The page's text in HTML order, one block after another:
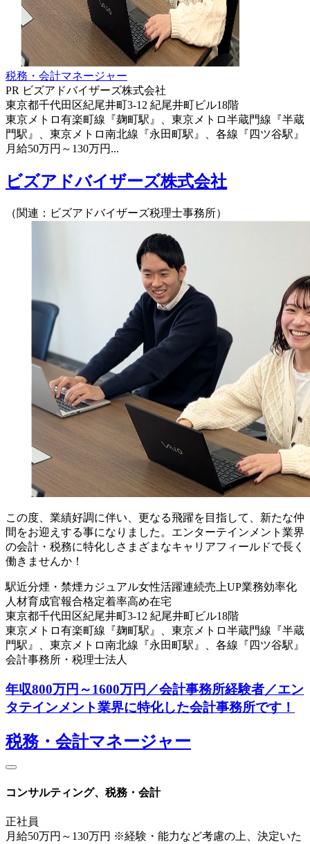
税務・会計マネージャー
PR ビズアドバイザーズ株式会社
東京都千代田区紀尾井町3-12 紀尾井町ビル18階
東京メトロ有楽町線『麹町駅』、東京メトロ半蔵門線『半蔵
門駅』、東京メトロ南北線『永田町駅』、各線『四ツ谷駅』
月給50万円～130万円...
ビズアドバイザーズ株式会社
（関連：ビズアドバイザーズ税理士事務所）
この度、業績好調に伴い、更なる飛躍を目指して、新たな仲
間をお迎えする事になりました。エンターテインメント業界
の会計・税務に特化しさまざまなキャリアフィールドで長く
働きませんか！
駅近分煙・禁煙カジュアル女性活躍連続売上UP業務効率化
人材育成官報合格定着率高め在宅
東京都千代田区紀尾井町3-12 紀尾井町ビル18階
東京メトロ有楽町線『麹町駅』、東京メトロ半蔵門線『半蔵
門駅』、東京メトロ南北線『永田町駅』、各線『四ツ谷駅』
会計事務所・税理士法人
年収800万円～1600万円／会計事務所経験者／エン
タテインメント業界に特化した会計事務所です！
税務・会計マネージャー
コンサルティング、税務・会計
正社員
月給50万円～130万円 ※経験・能力など考慮の上、決定いた